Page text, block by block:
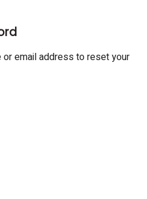
email address to reset your